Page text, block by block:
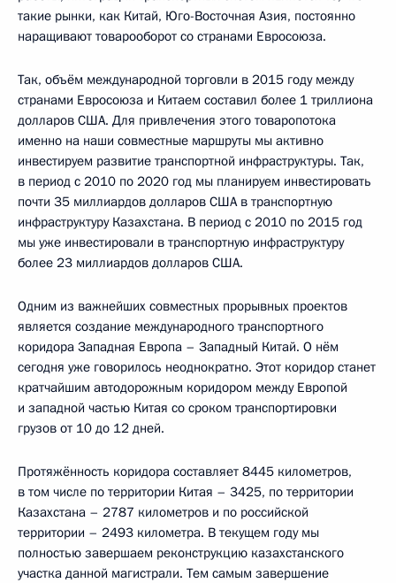
такие рынки, как Китай, Юго-Восточная Азия, постоянно
наращивают товарооборот со странами Евросоюза.
Так, объём международной торговли в 2015 году между
странами Евросоюза и Китаем составил более 1 триллиона
долларов США. Для привлечения этого товаропотока
именно на наши совместные маршруты мы активно
инвестируем развитие транспортной инфраструктуры. Так,
в период с 2010 по 2020 год мы планируем инвестировать
почти 35 миллиардов долларов США в транспортную
инфраструктуру Казахстана. В период с 2010 по 2015 год
мы уже инвестировали в транспортную инфраструктуру
более 23 миллиардов долларов США.
Одним из важнейших совместных прорывных проектов
является создание международного транспортного
коридора Западная Европа – Западный Китай. О нём
сегодня уже говорилось неоднократно. Этот коридор станет
кратчайшим автодорожным коридором между Европой
и западной частью Китая со сроком транспортировки
грузов от 10 до 12 дней.
Протяжённость коридора составляет 8445 километров,
в том числе по территории Китая – 3425, по территории
Казахстана – 2787 километров и по российской
территории – 2493 километра. В текущем году мы
полностью завершаем реконструкцию казахстанского
участка данной магистрали. Тем самым завершение